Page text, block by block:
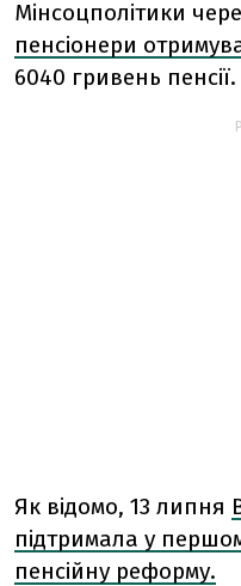
Мінсоцполітики
пенсіонери
6040 гривень пенсії.
Як відомо, 13 липня
підтримала у
пенсійну реформу.